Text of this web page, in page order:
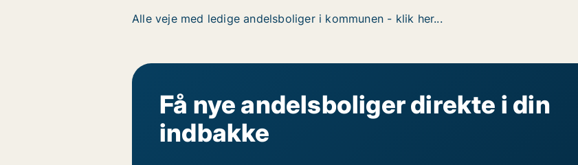
Alle veje med ledige andelsboliger i kommunen - klik her...
Få nye andelsboliger direkte i din
indbakke